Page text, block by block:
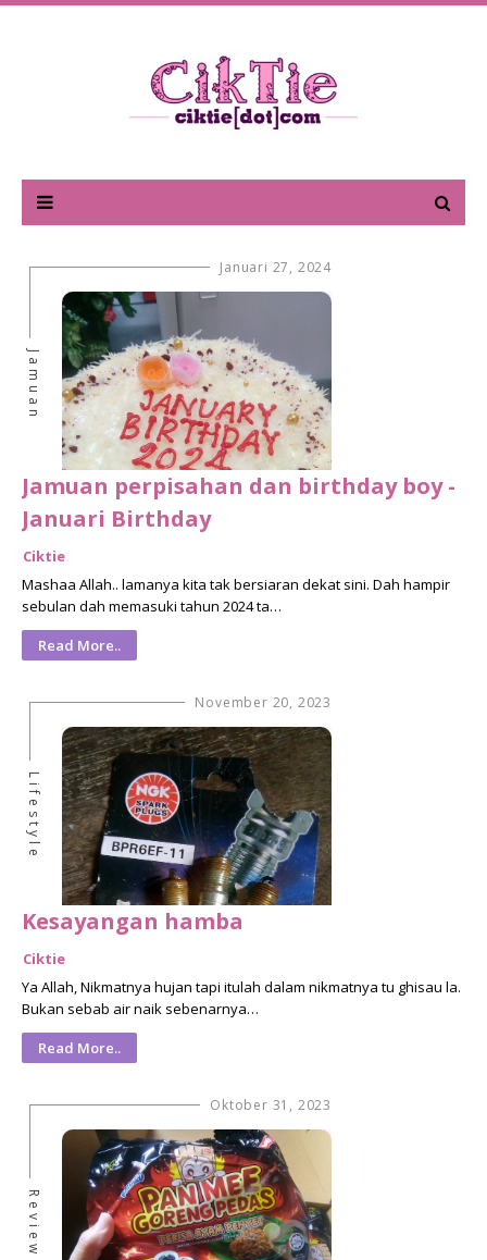
Januari 27, 2024
Jamuan
Jamuan perpisahan dan birthday boy -
Januari Birthday
Ciktie
Mashaa Allah.. lamanya kita tak bersiaran dekat sini. Dah hampir
sebulan dah memasuki tahun 2024 ta…
Read More..
November 20, 2023
Lifestyle
Kesayangan hamba
Ciktie
Ya Allah, Nikmatnya hujan tapi itulah dalam nikmatnya tu ghisau la.
Bukan sebab air naik sebenarnya…
Read More..
Oktober 31, 2023
Review